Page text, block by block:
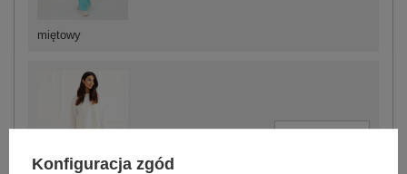
miętowy
Konfiguracja zgód